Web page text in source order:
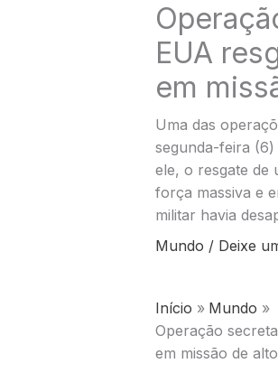
EUA
em
Uma das
segunda-feira
ele, o resgate de
força massiva e
militar havia
Mundo / Deixe
Início
Mundo
Operação
em missão de